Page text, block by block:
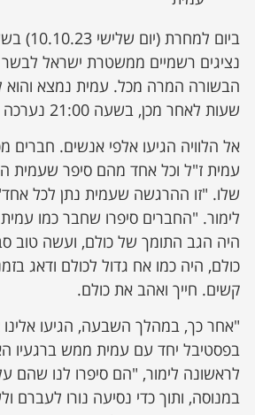
נציגים רשמיים ממשטרת ישראל
הבשורה המרה מכל. עמית נמצא והוא
שעות לאחר מכן, בשעה 21:00 נערכה ההלוויה.
אל הלוויה הגיעו אלפי אנשים. חברים
עמית ז"ל וכל אחד מהם סיפר שעמית
שלו. "זו ההרגשה שעמית נתן לכל
לימור. "החברים סיפרו שחבר כמו
היה הגב התומך של כולם, ועשה טוב
כולם, היה כמו אח גדול לכולם ודאג
קשים. חייך ואהב את כולם.
"אחר כך, במהלך השבעה, הגיעו אלינו
בפסטיבל יחד עם עמית ממש ברגעיו
לראשונה לימור, "הם סיפרו לנו שהם
במנוסה, ותוך כדי נסיעה נורו לעברם